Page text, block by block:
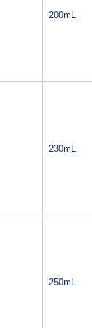
200mL
230mL
250mL